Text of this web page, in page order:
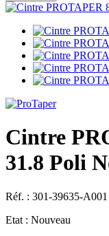
Cintre
31.8 Poli
Réf. : 301-39635-A001
Etat : Nouveau